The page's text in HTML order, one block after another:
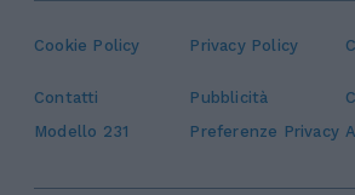
Cookie Policy Privacy Policy
Contatti Pubblicità
Modello 231
Preferenze Privacy